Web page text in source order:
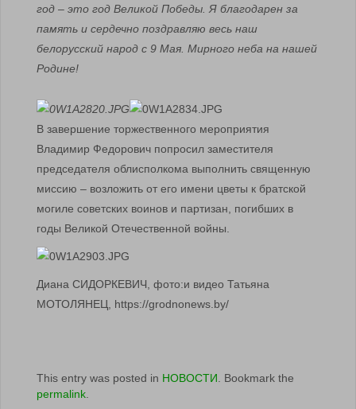
год – это год Великой Победы. Я благодарен за
память и сердечно поздравляю весь наш
белорусский народ с 9 Мая. Мирного неба на нашей
Родине!
В завершение торжественного мероприятия
Владимир Федорович попросил заместителя
председателя облисполкома выполнить священную
миссию – возложить от его имени цветы к братской
могиле советских воинов и партизан, погибших в
годы Великой Отечественной войны.
Диана СИДОРКЕВИЧ, фото:и видео Татьяна
МОТОЛЯНЕЦ, https://grodnonews.by/
This entry was posted in НОВОСТИ. Bookmark the
permalink.